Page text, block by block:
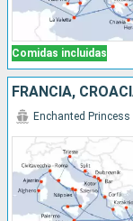
Comidas incluidas
Enchanted Princess